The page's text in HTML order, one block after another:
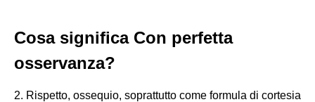
Cosa significa Con perfetta
osservanza?
2. Rispetto, ossequio, soprattutto come formula di cortesia